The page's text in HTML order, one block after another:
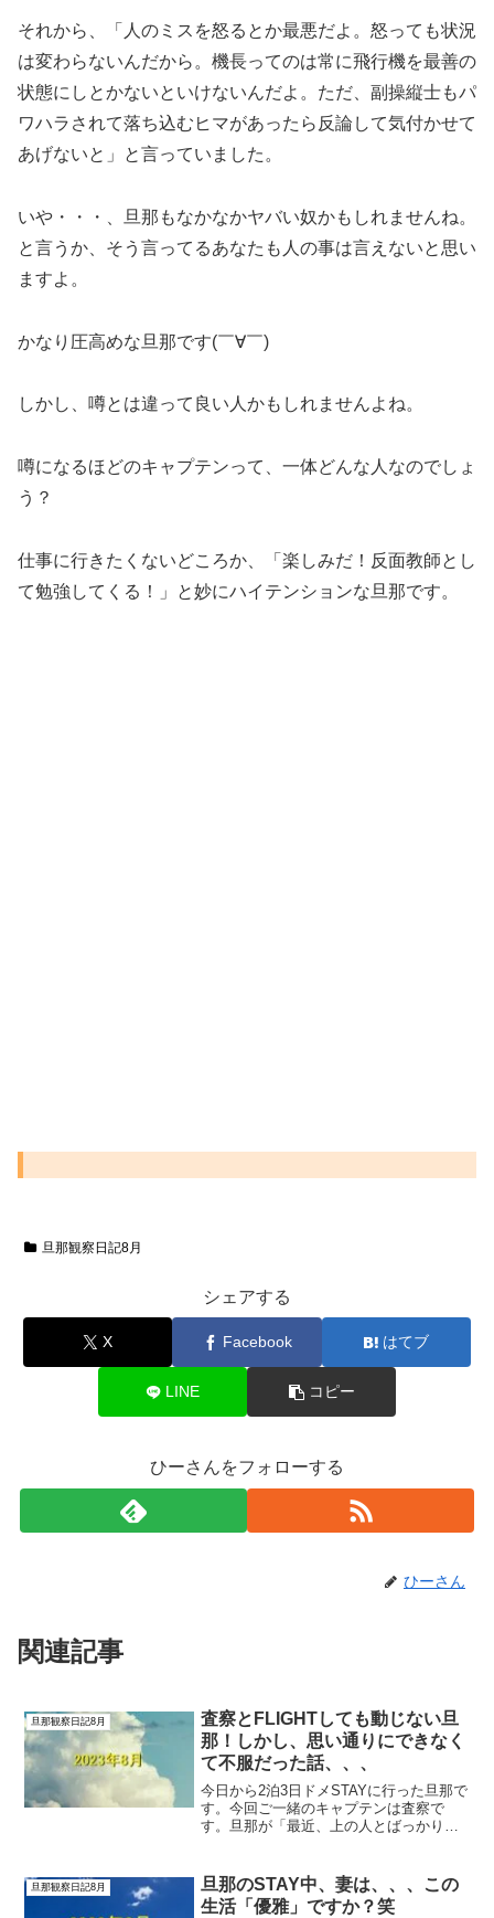
それから、「人のミスを怒るとか最悪だよ。怒っても状況
は変わらないんだから。機長ってのは常に飛行機を最善の
状態にしとかないといけないんだよ。ただ、副操縦士もパ
ワハラされて落ち込むヒマがあったら反論して気付かせて
あげないと」と言っていました。
いや・・・、旦那もなかなかヤバい奴かもしれませんね。
と言うか、そう言ってるあなたも人の事は言えないと思い
ますよ。
かなり圧高めな旦那です(￣∀￣)
しかし、噂とは違って良い人かもしれませんよね。
噂になるほどのキャプテンって、一体どんな人なのでしょ
う？
仕事に行きたくないどころか、「楽しみだ！反面教師とし
て勉強してくる！」と妙にハイテンションな旦那です。
旦那観察日記8月
シェアする
X Facebook はてブ
LINE コピー
ひーさんをフォローする
ひーさん
関連記事
旦那観察日記8月
査察とFLIGHTしても動じない旦
那！しかし、思い通りにできなく
て不服だった話、、、
今日から2泊3日ドメSTAYに行った旦那で
す。今回ご一緒のキャプテンは査察で
す。旦那が「最近、上の人とばっかり
らなのでしょう？笑旦那はプラス思考な
ので「こいつ出来...
旦那観察日記8月
旦那のSTAY中、妻は、、、この
生活「優雅」ですか？笑